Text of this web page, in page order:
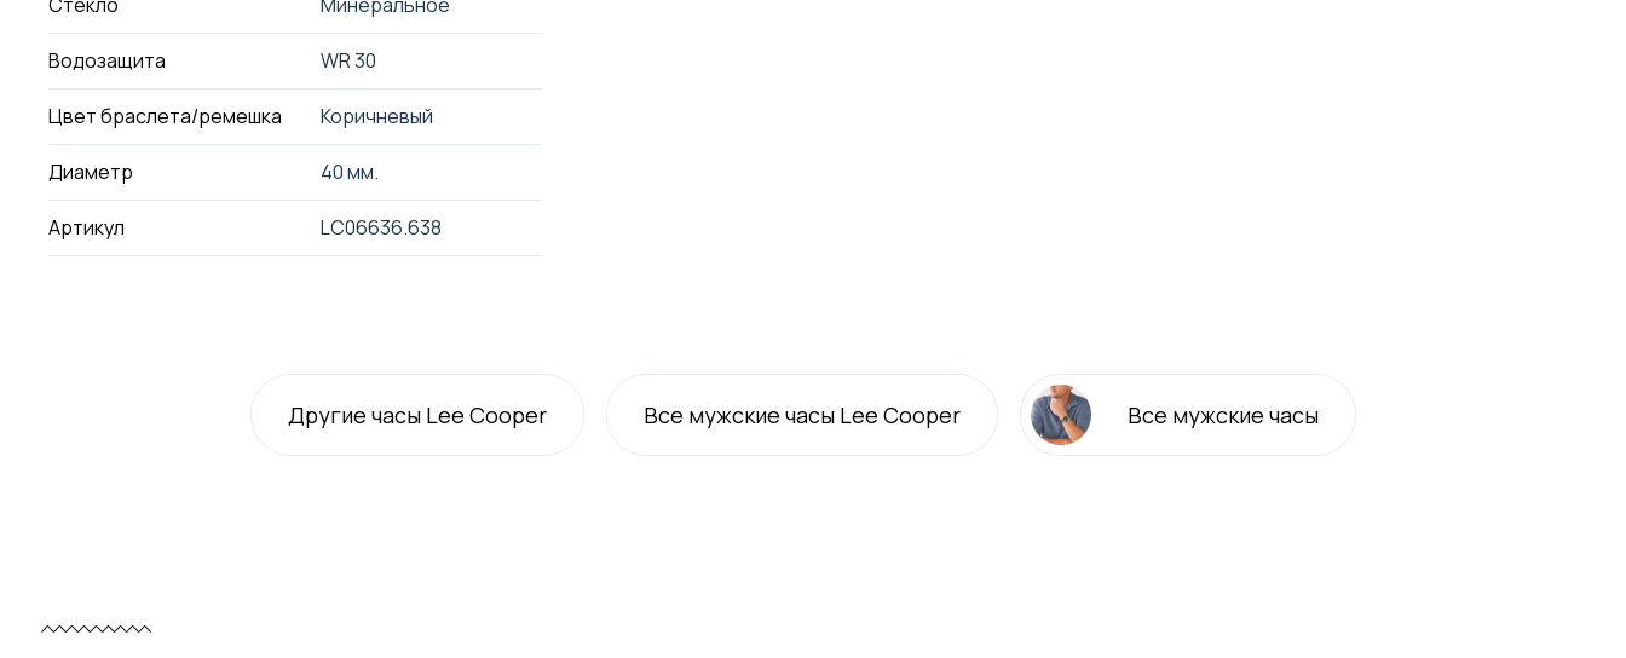
Водозащита WR 30
Цвет браслета/ремешка Коричневый
Диаметр 40 мм.
Артикул LC06636.638
Другие часы Lee Cooper Все мужские часы Lee Cooper Все мужские часы